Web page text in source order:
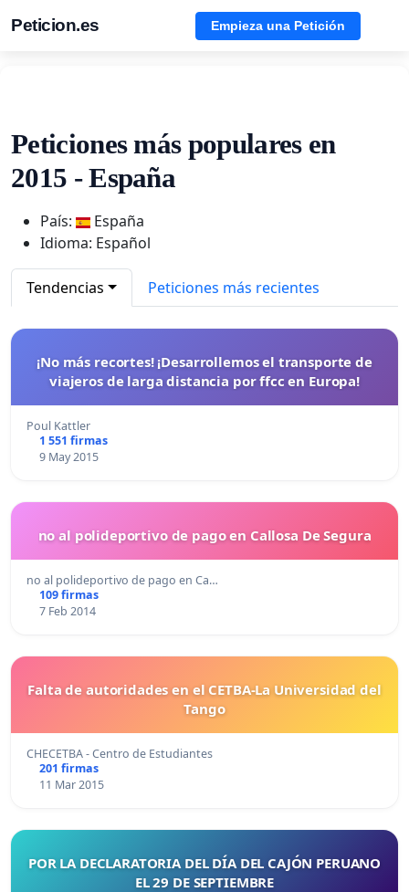
Peticion.es Empieza una Petición
Peticiones más populares en
2015 - España
País:
España
Idioma: Español
Tendencias Peticiones más recientes
¡No más recortes! ¡Desarrollemos el transporte de
viajeros de larga distancia por ffcc en Europa!
Poul Kattler
1 551 firmas
9 May 2015
no al polideportivo de pago en Callosa De Segura
no al polideportivo de pago en Ca…
109 firmas
7 Feb 2014
Falta de autoridades en el CETBA-La Universidad del
Tango
CHECETBA - Centro de Estudiantes
201 firmas
11 Mar 2015
POR LA DECLARATORIA DEL DÍA DEL CAJÓN PERUANO
EL 29 DE SEPTIEMBRE